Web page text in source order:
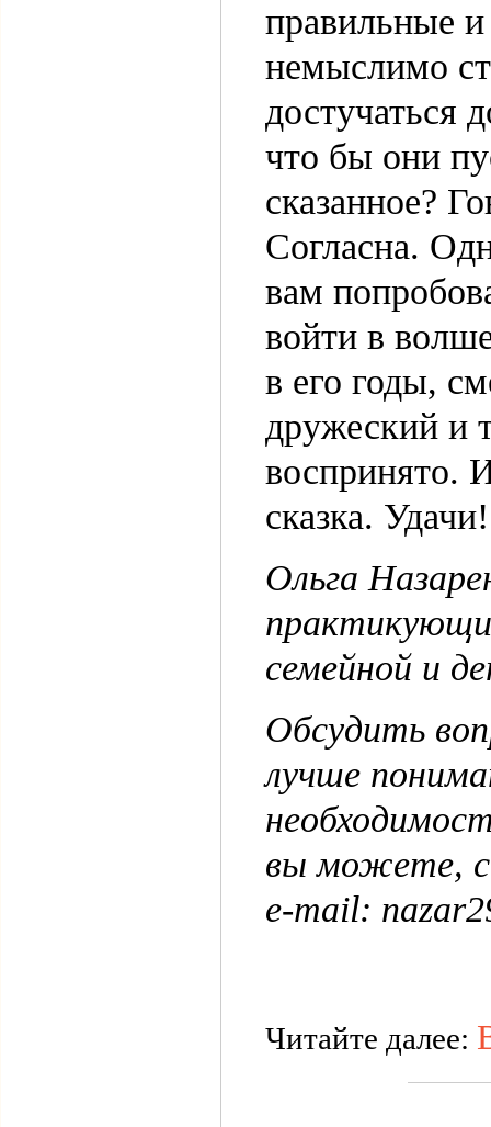
правильные
немыслимо
достучаться
что бы они
сказанное?
Согласна.
вам
войти в
в его годы,
дружеский и
воспринято.
сказка. Удачи!
Ольга
семейной и
Обсудить
лучше
вы можете,
e-mail:
Читайте далее: